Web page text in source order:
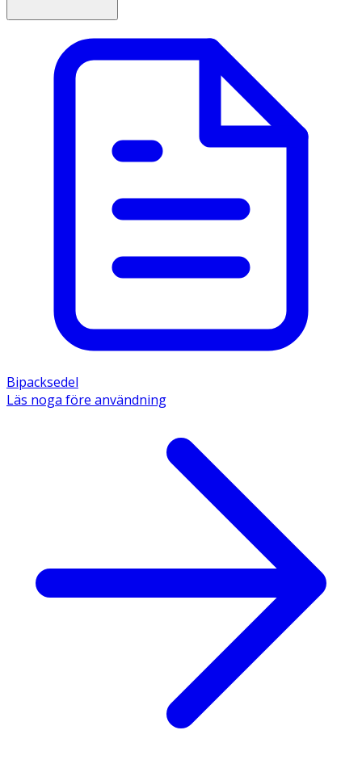
Bipacksedel
Läs noga före användning